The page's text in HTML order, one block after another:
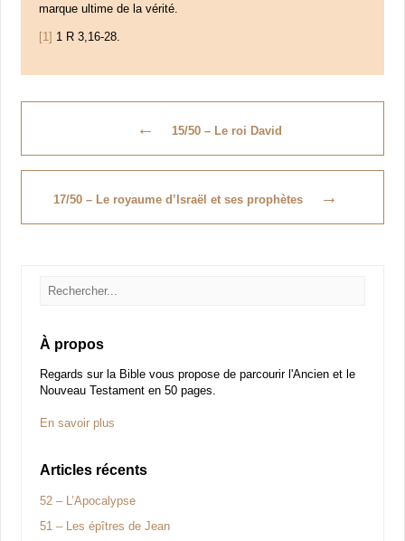
marque ultime de la vérité.
[1] 1 R 3,16-28.
← 15/50 – Le roi David
17/50 – Le royaume d’Israël et ses prophètes →
À propos
Regards sur la Bible vous propose de parcourir l'Ancien et le
Nouveau Testament en 50 pages.
En savoir plus
Articles récents
52 – L’Apocalypse
51 – Les épîtres de Jean